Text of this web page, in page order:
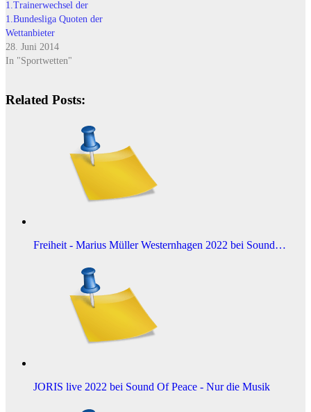
1.Trainerwechsel der
1.Bundesliga Quoten der
Wettanbieter
28. Juni 2014
In "Sportwetten"
Related Posts:
Freiheit - Marius Müller Westernhagen 2022 bei Sound…
JORIS live 2022 bei Sound Of Peace - Nur die Musik